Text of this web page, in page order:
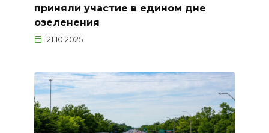
приняли участие в едином дне
озеленения
21.10.2025